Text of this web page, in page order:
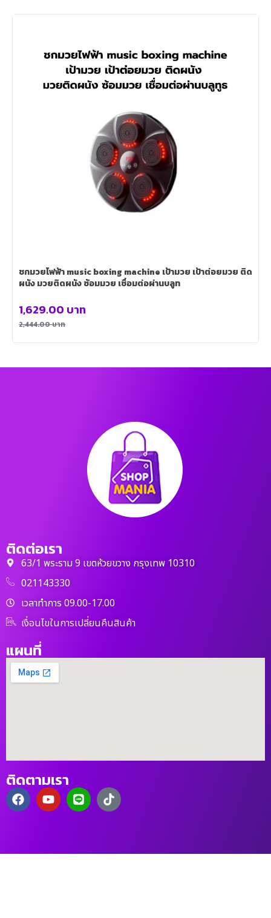
ชกมวยไฟฟ้า music boxing machine เป้ามวย เป้าต่อยมวย ติด
ผนัง มวยติดผนัง ซ้อมมวย เชื่อมต่อผ่านบลูท
2,444.00บาท
1,629.00 บาท
ติดต่อเรา
63/1 พระราม 9 เขตห้วยขวาง กรุงเทพ 10310
021143330
เวลาทำการ 09.00-17.00
เงื่อนไขในการเปลี่ยนคืนสินค้า
แผนที่
ติดตามเรา